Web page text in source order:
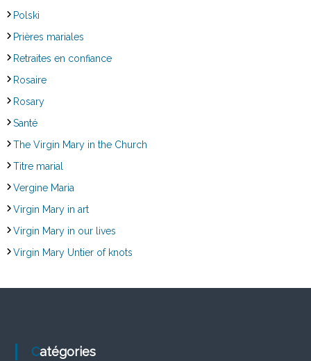
Polski
Prières mariales
Retraites en confiance
Rosaire
Rosary
Santé
The Virgin Mary in the Church
Titre marial
Vergine Maria
Virgin Mary in art
Virgin Mary in our lives
Virgin Mary Untier of knots
Catégories